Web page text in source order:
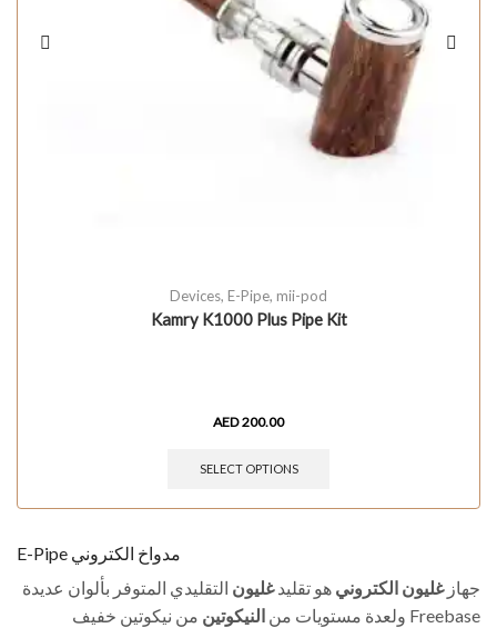
Devices, E-Pipe, mii-pod
Kamry K1000 Plus Pipe Kit
AED200.00
SELECT OPTIONS
E-Pipe مدواخ الكتروني
جهازغليون الكتروني هو تقليدغليون التقليدي المتوفر بألوان عديدة
ولعدة مستويات من النيكوتين من نيكوتين خفيف Freebase